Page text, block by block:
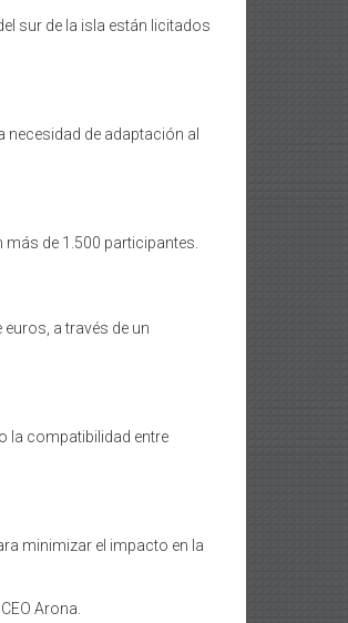
sur de la isla están licitados
de adaptación al
de 1.500 participantes.
a través de un
la compatibilidad entre
minimizar el impacto en la
Arona.